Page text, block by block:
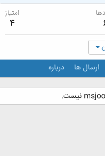
امتیاز
4
ارسال ها درباره